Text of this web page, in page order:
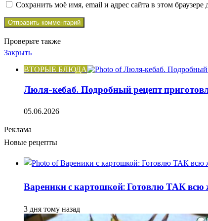
Сохранить моё имя, email и адрес сайта в этом
Проверьте также
Закрыть
ВТОРЫЕ БЛЮДА
Люля-кебаб. Подробный рецепт
05.06.2026
Реклама
Новые рецепты
Вареники с картошкой: Готовлю ТАК всю
3 дня тому назад